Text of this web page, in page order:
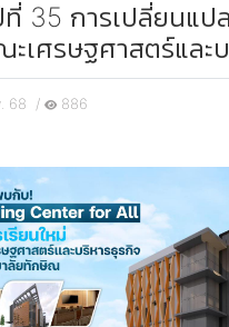
35 การเปลี่ยนแป
เศรษฐศาสตร์และ
68 / 886